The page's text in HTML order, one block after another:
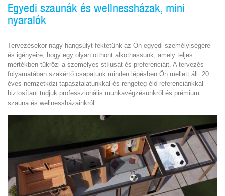
Egyedi szaunák és wellnessházak, mini
nyaralók
Tervezésekor nagy hangsúlyt fektetünk az Ön egyedi személyiségére
és igényeire, hogy egy olyan otthont alkothassunk, amely teljes
mértékben tükrözi a személyes stílusát és preferenciáit. A tervezés
folyamatában szakértő csapatunk minden lépésben Ön mellett áll. 20
éves nemzetközi tapasztalatunkkal és rengeteg élő referenciánkkal
biztosítani tudjuk professzionális munkavégzésünkről és prémium
szauna és wellnessházainkról.